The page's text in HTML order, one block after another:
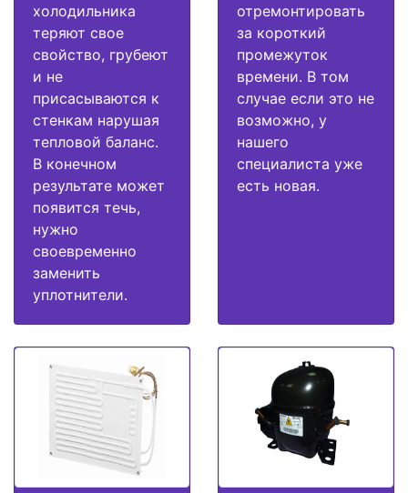
холодильника
теряют свое
свойство, грубеют
и не
присасываются к
стенкам нарушая
тепловой баланс.
В конечном
результате может
появится течь,
нужно
своевременно
заменить
уплотнители.
отремонтировать
за короткий
промежуток
времени. В том
случае если это не
возможно, у
нашего
специалиста уже
есть новая.